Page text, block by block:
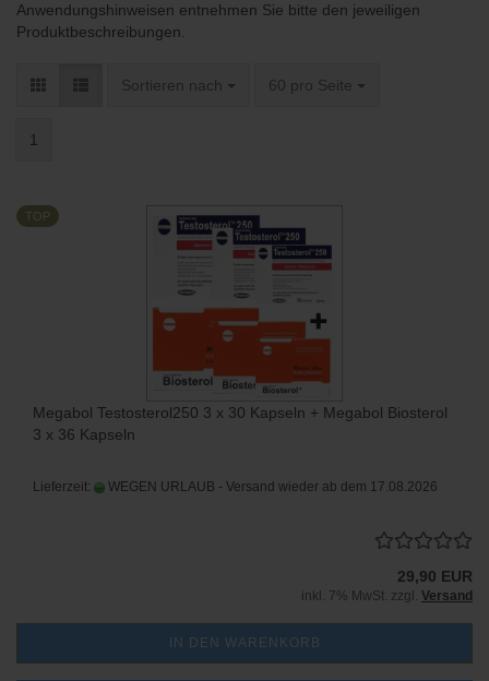
Anwendungshinweisen entnehmen Sie bitte den jeweiligen
Produktbeschreibungen.
Sortieren nach
Sortieren nach 60 pro Seite
pro Seite
1
TOP
Megabol Testosterol250 3 x 30 Kapseln + Megabol Biosterol
3 x 36 Kapseln
Lieferzeit: WEGEN URLAUB - Versand wieder ab dem 17.08.2026
29,90 EUR
inkl. 7% MwSt. zzgl. Versand
IN DEN WARENKORB